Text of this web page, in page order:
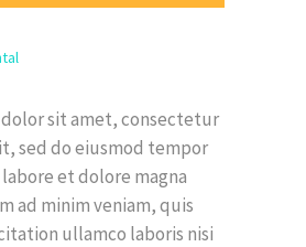
sit amet, consectetur
sed do eiusmod tempor
et dolore magna
ad minim veniam, quis
ullamco laboris nisi